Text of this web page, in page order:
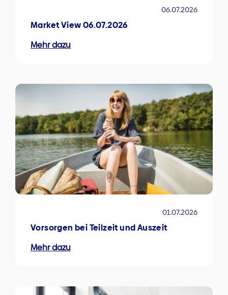
06.07.2026
Market View 06.07.2026
Mehr dazu
01.07.2026
Vorsorgen bei Teilzeit und Auszeit
Mehr dazu